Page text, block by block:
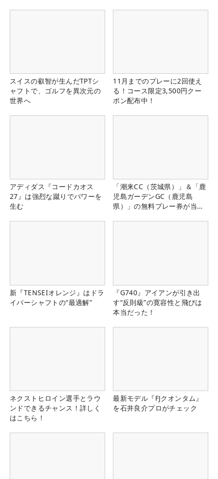
スイスの叡智が生んだTPTシ
ャフトで、ゴルフを異次元の
世界へ
11月までのプレーに2回使え
る！コース限定3,500円クー
ポン配布中！
アディダス『コードカオス
27』は強烈な蹴りでパワーを
生む
「潮来CC（茨城県）」＆「鹿
児島ガーデンGC（鹿児島
県）」の無料プレー券が当た
新『TENSEIオレンジ』はドラ
イバーシャフトの“最適解”
『G740』アイアンが引き出
す“反則級”の寛容性と飛びは
本当だった！
ネクストヒロイン選手とラウ
ンドできるチャンス！詳しく
はこちら！
最新モデル『FJクオンタム』
を石井良介プロがチェック